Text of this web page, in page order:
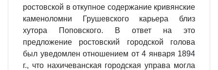
ростовской в откупное содержание кривянские
каменоломни Грушевского карьера близ
хутора Поповского. В ответ на это
предложение ростовский городской голова
был уведомлен отношением от 4 января 1894
г., что нахичеванская городская управа могла